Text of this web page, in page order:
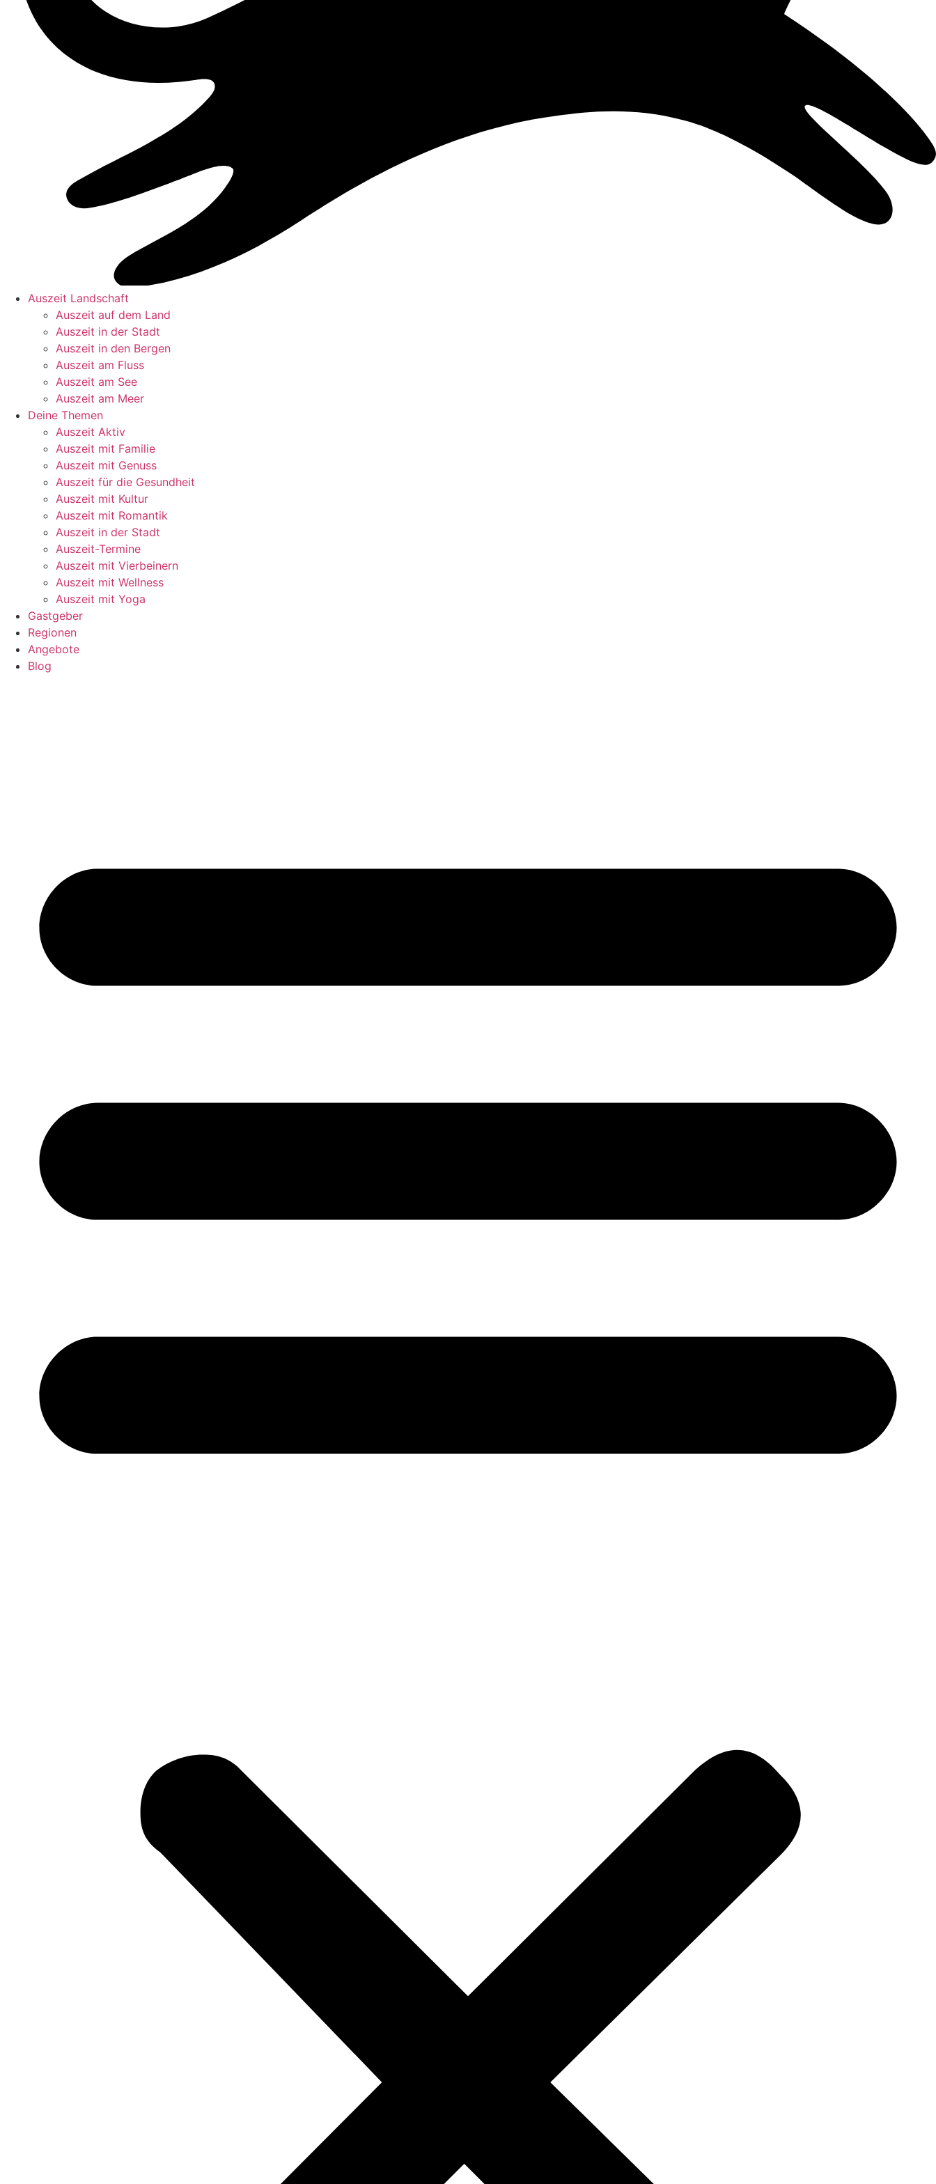
Auszeit Landschaft
Auszeit auf dem Land
Auszeit in der Stadt
Auszeit in den Bergen
Auszeit am Fluss
Auszeit am See
Auszeit am Meer
Deine Themen
Auszeit Aktiv
Auszeit mit Familie
Auszeit mit Genuss
Auszeit für die Gesundheit
Auszeit mit Kultur
Auszeit mit Romantik
Auszeit in der Stadt
Auszeit-Termine
Auszeit mit Vierbeinern
Auszeit mit Wellness
Auszeit mit Yoga
Gastgeber
Regionen
Angebote
Blog